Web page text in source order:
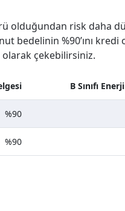
risk daha
bedelinin %90’ını
olarak çekebilirsiniz.
B Sınıfı
%90
%90